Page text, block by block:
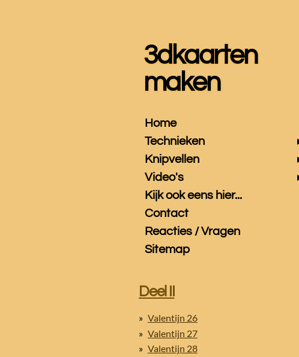
3dkaarten
maken
Home
Technieken
Knipvellen
Video's
Kijk ook eens hier...
Contact
Reacties / Vragen
Sitemap
Deel II
Valentijn 26
Valentijn 27
Valentijn 28